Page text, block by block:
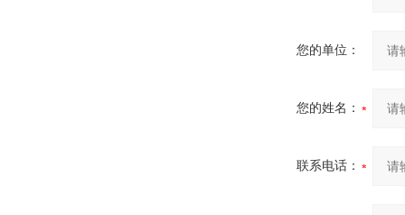
您的单位：
您的姓名：
联系电话：